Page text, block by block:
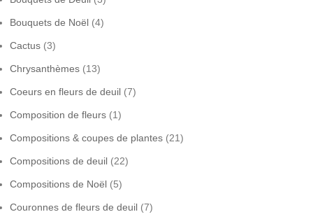
Bouquets de Noël (4)
Cactus (3)
Chrysanthèmes (13)
Coeurs en fleurs de deuil (7)
Composition de fleurs (1)
Compositions & coupes de plantes (21)
Compositions de deuil (22)
Compositions de Noël (5)
Couronnes de fleurs de deuil (7)